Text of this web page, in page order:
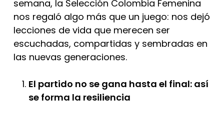
semana, la Selección Colombia Femenina
nos regaló algo más que un juego: nos dejó
lecciones de vida que merecen ser
escuchadas, compartidas y sembradas en
las nuevas generaciones.
El partido no se gana hasta el final: así
se forma la resiliencia